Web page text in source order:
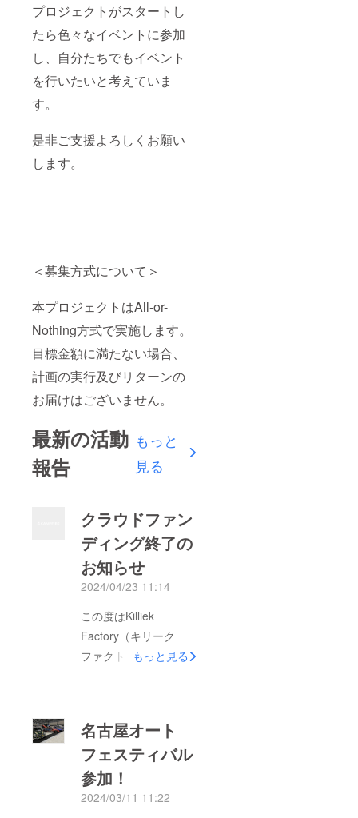
プロジェクトがスタートし
たら色々なイベントに参加
し、自分たちでもイベント
を行いたいと考えていま
す。
是非ご支援よろしくお願い
します。
＜募集方式について＞
本プロジェクトはAll-or-
Nothing方式で実施します。
目標金額に満たない場合、
計画の実行及びリターンの
お届けはございません。
最新の活動
報告
もっと
見る
クラウドファン
ディング終了の
お知らせ
2024/04/23 11:14
この度はKilliek
Factory（キリーク
ファクトリー）クラウ
す。皆様のおかげで、
333,000円のご支援金
が集まりました。本当
にありがとうございま
もっと見る
名古屋オート
フェスティバル
参加！
2024/03/11 11:22